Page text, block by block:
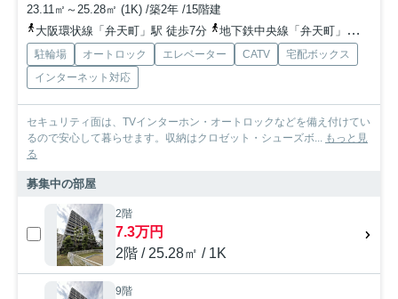
23.11㎡～25.28㎡ (1K) /築2年 /15階建
大阪環状線「弁天町」駅 徒歩7分
地下鉄中央線「弁天町」駅 徒歩9分
駐輪場 オートロック エレベーター CATV
宅配ボックス
インターネット対応
セキュリティ面は、TVインターホン・オートロックなどを備え付けてい
るので安心して暮らせます。収納はクロゼット・シューズボ... もっと見
る
募集中の部屋
2階
7.3万円
2階 / 25.28㎡ / 1K
9階